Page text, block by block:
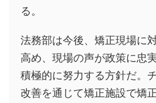
る。
法務部は今後、矯正現場に
高め、現場の声が政策に忠
積極的に努力する方針だ。
改善を通じて矯正施設で矯